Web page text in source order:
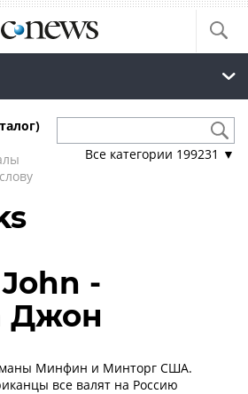
Все категории 199231 ▼
-
Джон
Минфин и Минторг США.
все валят на Россию